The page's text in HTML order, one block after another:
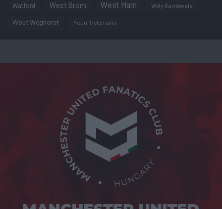
Watford West Brom West Ham Willy Kambwala
Wout Weghorst Youri Tielemans